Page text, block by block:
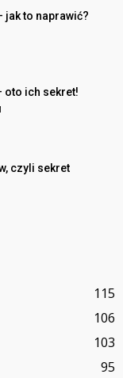
jak to naprawić?
oto ich sekret!
czyli sekret
115
106
103
95